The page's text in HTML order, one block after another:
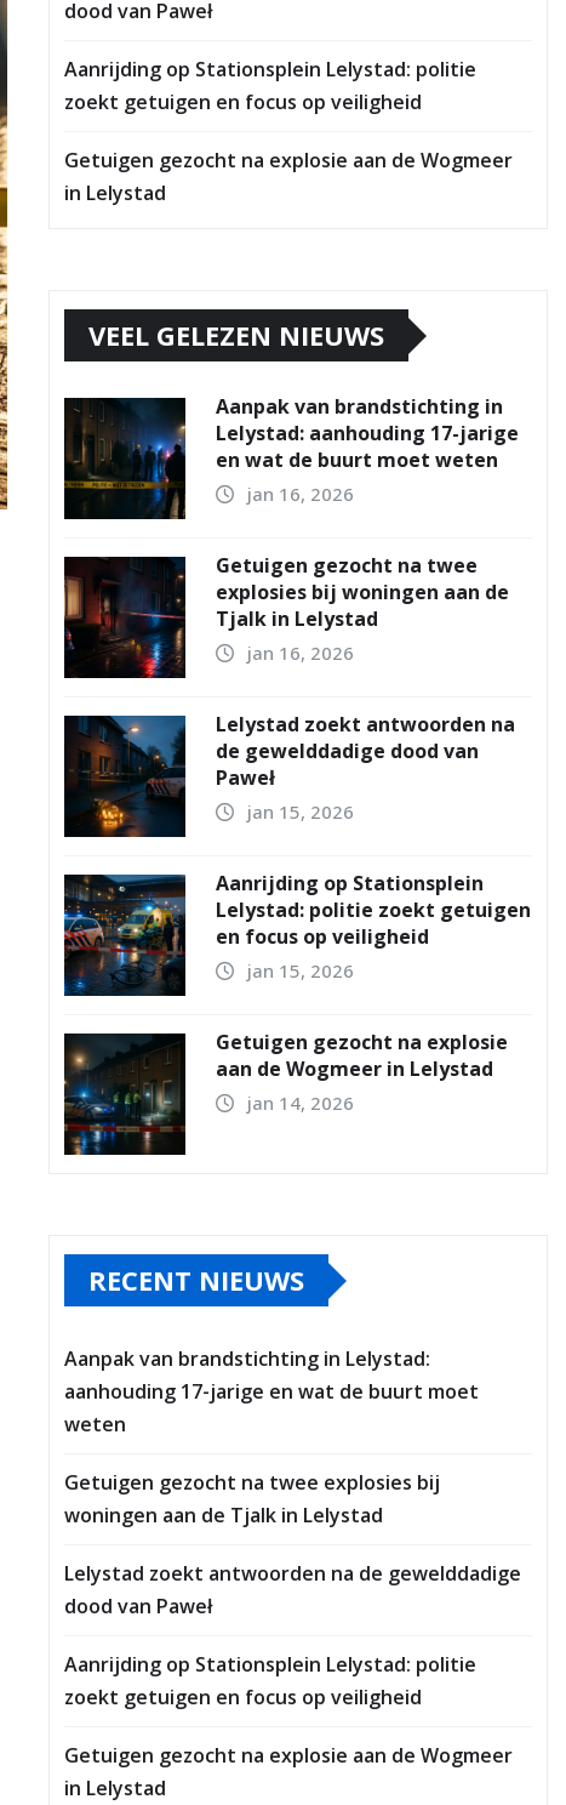
dood van Paweł
Aanrijding op Stationsplein Lelystad: politie
zoekt getuigen en focus op veiligheid
Getuigen gezocht na explosie aan de Wogmeer
in Lelystad
VEEL GELEZEN NIEUWS
Aanpak van brandstichting in
Lelystad: aanhouding 17-jarige
en wat de buurt moet weten
jan 16, 2026
Getuigen gezocht na twee
explosies bij woningen aan de
Tjalk in Lelystad
jan 16, 2026
Lelystad zoekt antwoorden na
de gewelddadige dood van
Paweł
jan 15, 2026
Aanrijding op Stationsplein
Lelystad: politie zoekt getuigen
en focus op veiligheid
jan 15, 2026
Getuigen gezocht na explosie
aan de Wogmeer in Lelystad
jan 14, 2026
RECENT NIEUWS
Aanpak van brandstichting in Lelystad:
aanhouding 17-jarige en wat de buurt moet
weten
Getuigen gezocht na twee explosies bij
woningen aan de Tjalk in Lelystad
Lelystad zoekt antwoorden na de gewelddadige
dood van Paweł
Aanrijding op Stationsplein Lelystad: politie
zoekt getuigen en focus op veiligheid
Getuigen gezocht na explosie aan de Wogmeer
in Lelystad